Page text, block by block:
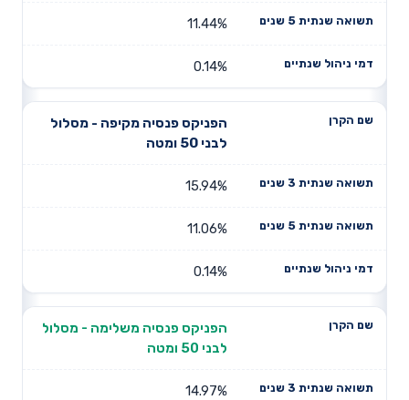
11.44%
0.14%
הפניקס פנסיה מקיפה - מסלול
לבני 50 ומטה
15.94%
11.06%
0.14%
הפניקס פנסיה משלימה - מסלול
לבני 50 ומטה
14.97%